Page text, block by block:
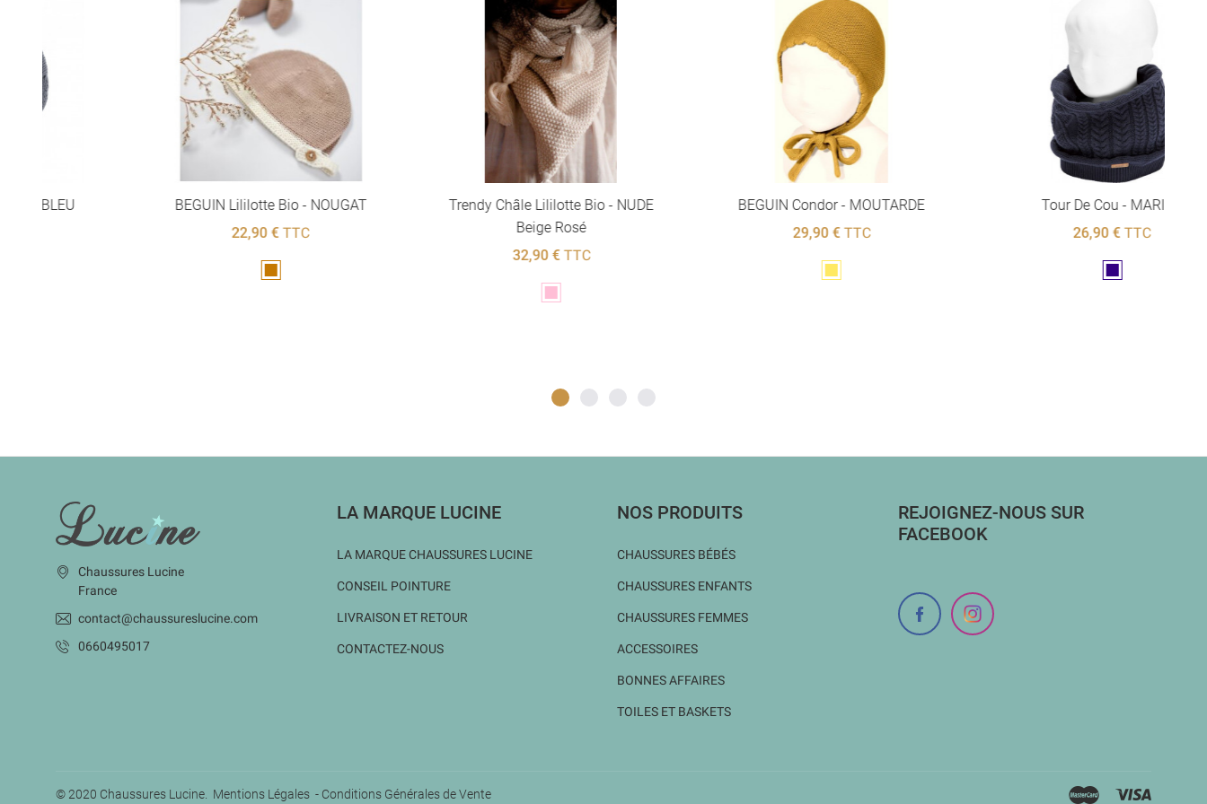
BEGUIN Lililotte Bio - NOUGAT
Trendy Châle Lililotte Bio - NUDE
BEGUIN Condor - MOUTARDE
Tour De Cou - MARINE
INFORMATIONS
Chaussures Lucine
France
contact@chaussureslucine.com
0660495017
LA MARQUE LUCINE
LA MARQUE CHAUSSURES LUCINE
CONSEIL POINTURE
LIVRAISON ET RETOUR
CONTACTEZ-NOUS
NOS PRODUITS
CHAUSSURES BÉBÉS
CHAUSSURES ENFANTS
CHAUSSURES FEMMES
ACCESSOIRES
BONNES AFFAIRES
TOILES ET BASKETS
REJOIGNEZ-NOUS SUR
FACEBOOK
© 2020 Chaussures Lucine. Mentions Légales - Conditions Générales de Vente